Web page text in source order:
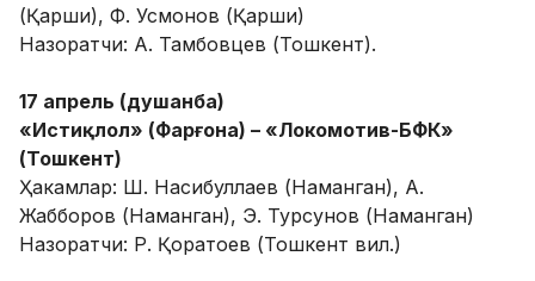
(Қарши), Ф. Усмонов (Қарши)
Назоратчи: А. Тамбовцев (Тошкент).
17 апрель (душанба)
«Истиқлол» (Фарғона) – «Локомотив-БФК»
(Тошкент)
Ҳакамлар: Ш. Насибуллаев (Наманган), А.
Жабборов (Наманган), Э. Турсунов (Наманган)
Назоратчи: Р. Қоратоев (Тошкент вил.)